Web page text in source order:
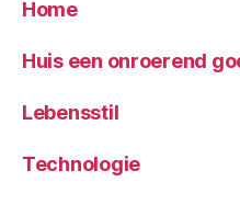
Home
Huis een onroerend
Lebensstil
Technologie